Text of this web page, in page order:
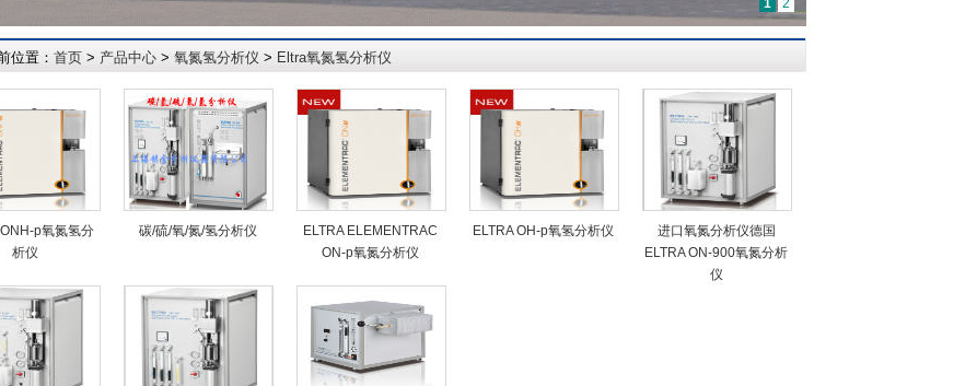
1 2
位置： 首页 > 产品中心 > 氧氮氢分析仪 > Eltra氧氮氢分析仪
p氧氮氢分
析仪
碳/硫/氧/氮/氢分析仪
ELTRA ELEMENTRAC
ON-p氧氮分析仪
ELTRA OH-p氧氢分析仪
进口氧氮分析仪德国
ELTRA ON-900氧氮分析
仪